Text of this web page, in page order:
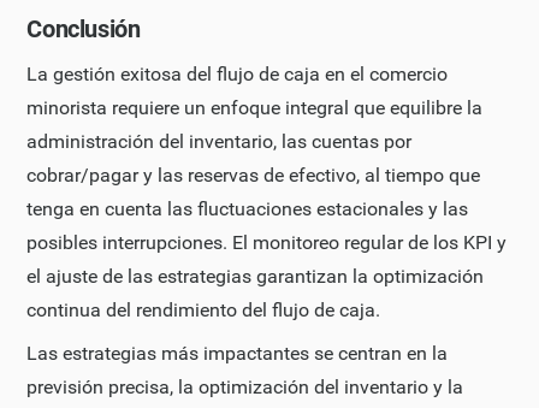
Conclusión
La gestión exitosa del flujo de caja en el comercio
minorista requiere un enfoque integral que equilibre la
administración del inventario, las cuentas por
cobrar/pagar y las reservas de efectivo, al tiempo que
tenga en cuenta las fluctuaciones estacionales y las
posibles interrupciones. El monitoreo regular de los KPI y
el ajuste de las estrategias garantizan la optimización
continua del rendimiento del flujo de caja.
Las estrategias más impactantes se centran en la
previsión precisa, la optimización del inventario y la